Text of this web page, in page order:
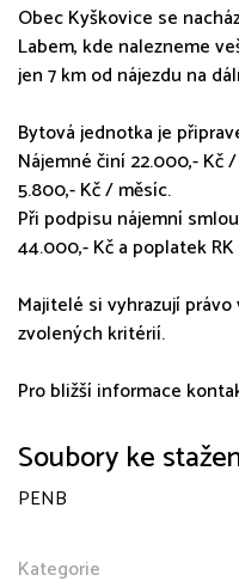
Obec Kyškovice se
Labem, kde nalezneme
jen 7 km od nájezdu na
Bytová jednotka je
Nájemné činí 22.000,- Kč
5.800,- Kč / měsíc.
Při podpisu nájemní
44.000,- Kč a poplatek
Majitelé si vyhrazují
zvolených kritérií.
Pro bližší informace
Soubory ke
PENB
Kategorie